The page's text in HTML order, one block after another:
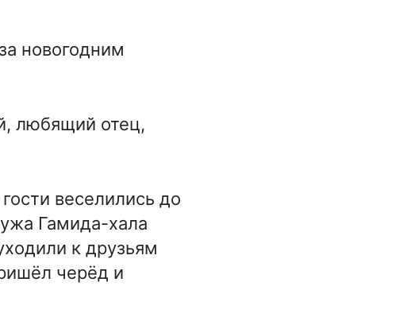
новогодним
любящий отец,
веселились до
Гамида-хала
к друзьям
черёд и